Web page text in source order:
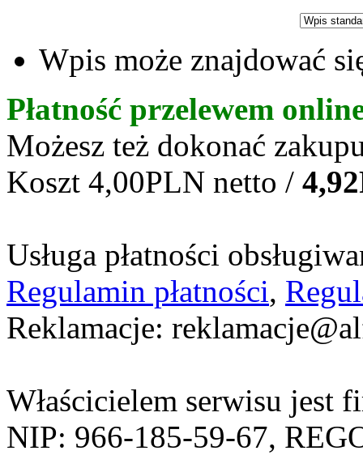
Wpis może znajdować
Płatność przelewem
Możesz też dokonać
Koszt 4,00PLN netto /
Usługa płatności
Regulamin płatności,
Reklamacje:
Właścicielem serwisu jest
NIP: 966-185-59-67,